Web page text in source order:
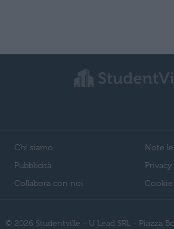
Chi siamo
Pubblicità
Collabora con noi
Note
© 2026 Studentville - U Lead SRL - Piazza